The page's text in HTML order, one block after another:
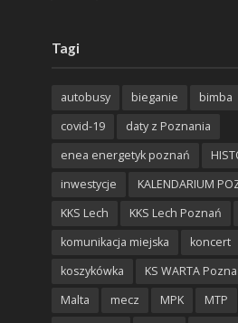
Tagi
autobusy bieganie bimba
covid-19
daty z Poznania
enea energetyk poznań
inwestycje
KALENDARIUM
KKS Lech
KKS Lech Poznań
komunikacja miejska
koncert
koszykówka
KS WARTA
Malta
mecz MPK MTP